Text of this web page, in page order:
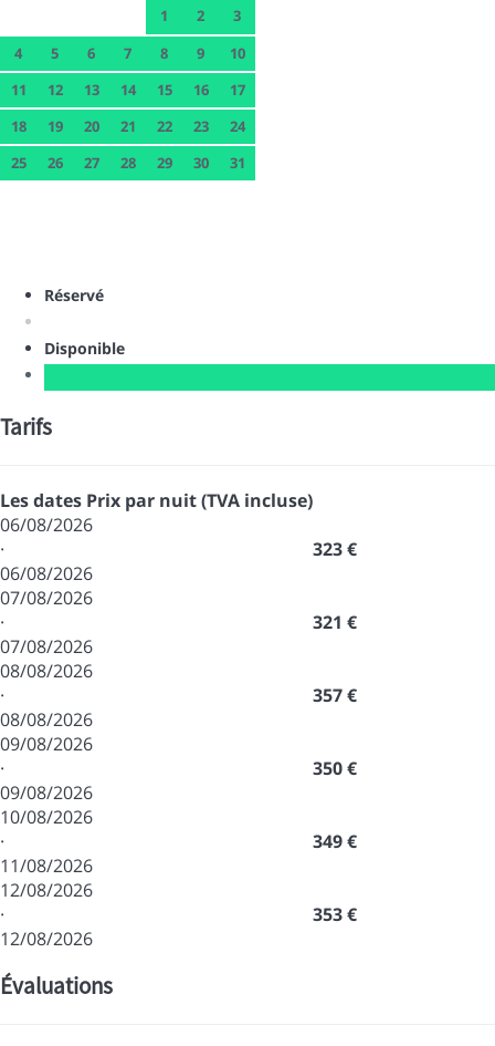
1 2
3
4
5 6 7 8 9
10
11
12 13 14 15 16
17
18
19 20 21 22 23
24
25
26 27 28 29 30 31
Réservé
Disponible
Tarifs
Les dates Prix par nuit (TVA incluse)
06/08/2026
·
06/08/2026
323 €
07/08/2026
·
07/08/2026
321 €
08/08/2026
·
08/08/2026
357 €
09/08/2026
·
09/08/2026
350 €
10/08/2026
·
11/08/2026
349 €
12/08/2026
·
12/08/2026
353 €
Évaluations